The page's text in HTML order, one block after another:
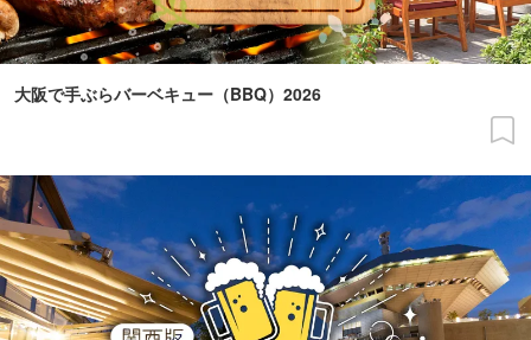
大阪で手ぶらバーベキュー（BBQ）2026